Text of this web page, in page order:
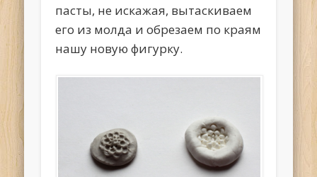
пасты, не искажая, вытаскиваем
его из молда и обрезаем по краям
нашу новую фигурку.